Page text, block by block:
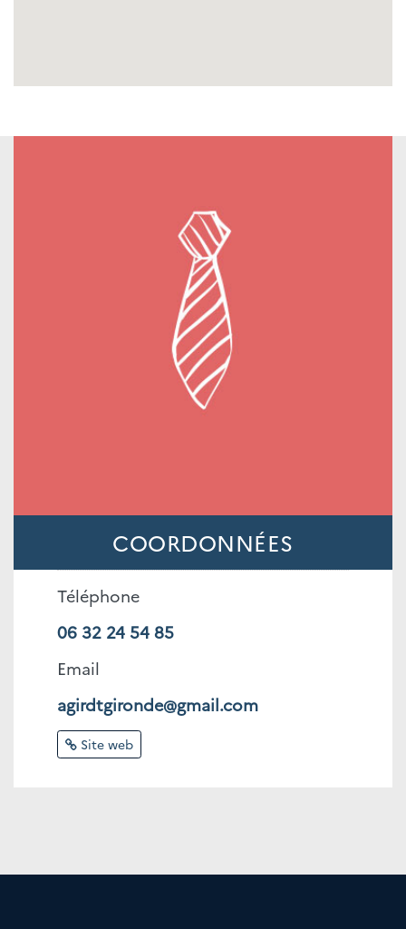
COORDONNÉES
Téléphone
06 32 24 54 85
Email
agirdtgironde@gmail.com
Site web